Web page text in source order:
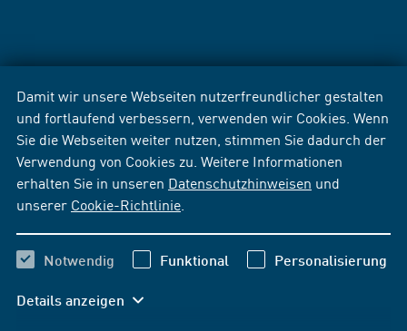
Damit wir unsere Webseiten nutzerfreundlicher gestalten
und fortlaufend verbessern, verwenden wir Cookies. Wenn
Sie die Webseiten weiter nutzen, stimmen Sie dadurch der
Verwendung von Cookies zu. Weitere Informationen
erhalten Sie in unseren Datenschutzhinweisen und
unserer Cookie-Richtlinie
Notwendig Funktional Personalisierung
Details anzeigen